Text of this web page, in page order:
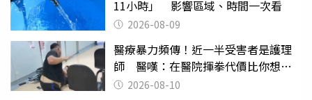
11小時」 影響區域、時間一次看
2026-08-09
醫療暴力頻傳！近一半受害者是護理
師 醫嘆：在醫院揮拳代價比你想像
的還要大
2026-08-10